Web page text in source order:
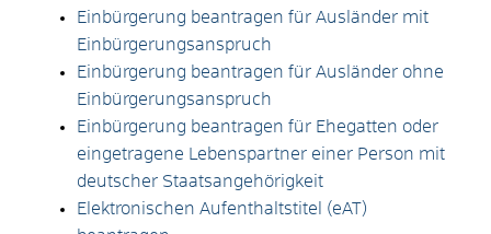
Einbürgerung beantragen für Ausländer mit
Einbürgerungsanspruch
Einbürgerung beantragen für Ausländer ohne
Einbürgerungsanspruch
Einbürgerung beantragen für Ehegatten oder
eingetragene Lebenspartner einer Person mit
deutscher Staatsangehörigkeit
Elektronischen Aufenthaltstitel (eAT)